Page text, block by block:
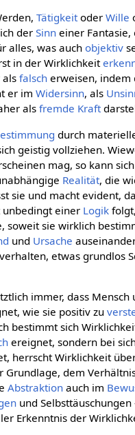
TätigkeitoderWille
derSinn einer Fantasie,
alles, was auchobjektiv
in der Wirklichkeit
alsfalsch erweisen,
er imWidersinn, als
alsfremde Kraft
durch
geistig vollziehen.
mag, so kann
Realität, die
sie und macht evident,
unbedingt einer Logik
soweit sie wirklich
und Ursache
verhalten, etwas grundlos
immer, dass Mensch
wie sie positiv zu
bestimmt sich
ereignet, sondern bei
herrscht Wirklichkeit
dem
Abstraktion auch im
und Selbsttäuschungen
Erkenntnis der